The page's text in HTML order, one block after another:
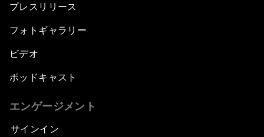
プレスリリース
フォトギャラリー
ビデオ
ポッドキャスト
エンゲージメント
サインイン